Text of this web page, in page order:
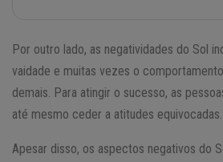
Por outro lado, as negatividades do Sol
vaidade e muitas vezes o
demais. Para atingir o sucesso, as
até mesmo ceder a atitudes equivocadas.
Apesar disso, os aspectos negativos do